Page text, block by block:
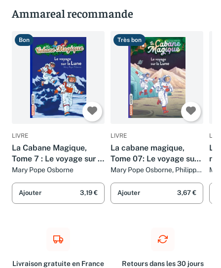
Ammareal recommande
Bon
LIVRE
La Cabane Magique,
Tome 7 : Le voyage sur la
Lune
Mary Pope Osborne
Ajouter 3,19 €
Très bon
LIVRE
La cabane magique,
Tome 07: Le voyage sur
la lune
Mary Pope Osborne, Philippe
DELVAL
Ajouter 3,67 €
La
Livraison gratuite en France
Retours dans les 30 jours